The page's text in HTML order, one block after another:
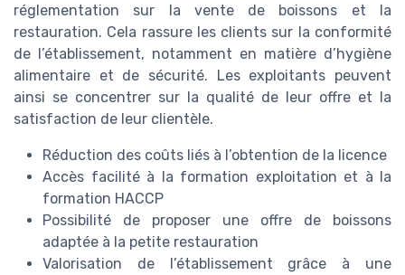
réglementation sur la vente de boissons et la
restauration. Cela rassure les clients sur la conformité
de l’établissement, notamment en matière d’hygiène
alimentaire et de sécurité. Les exploitants peuvent
ainsi se concentrer sur la qualité de leur offre et la
satisfaction de leur clientèle.
Réduction des coûts liés à l’obtention de la licence
Accès facilité à la formation exploitation et à la
formation HACCP
Possibilité de proposer une offre de boissons
adaptée à la petite restauration
Valorisation de l’établissement grâce à une